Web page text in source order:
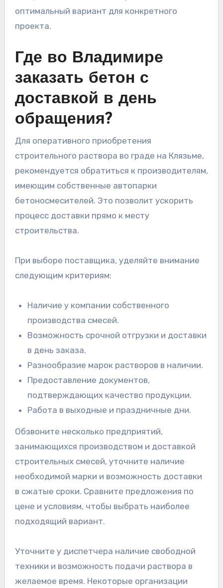
оптимальный вариант для конкретного
проекта.
Где во Владимире
заказать бетон с
доставкой в день
обращения?
Для оперативного приобретения
строительного раствора во граде на Клязьме,
рекомендуется обратиться к производителям,
имеющим собственные автопарки
бетоносмесителей. Это позволит ускорить
процесс доставки прямо к месту
строительства.
При выборе поставщика, уделяйте внимание
следующим критериям:
Наличие у компании собственного
производства смесей.
Возможность срочной отгрузки и доставки
в день заказа.
Разнообразие марок растворов в наличии.
Предоставление документов,
подтверждающих качество продукции.
Работа в выходные и праздничные дни.
Обзвоните несколько предприятий,
занимающихся производством и доставкой
строительных смесей, уточните наличие
необходимой марки и возможность доставки
в сжатые сроки. Сравните предложения по
цене и условиям, чтобы выбрать наиболее
подходящий вариант.
Уточните у диспетчера наличие свободной
техники и возможность подачи раствора в
желаемое время. Некоторые организации